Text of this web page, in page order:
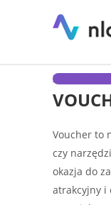
ZAMÓW
Voucher to
czy
okazja do
atrakcyjny i